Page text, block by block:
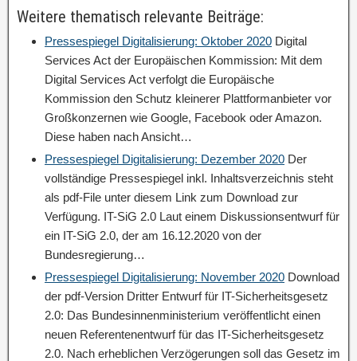
Weitere thematisch relevante Beiträge:
Pressespiegel Digitalisierung: Oktober 2020 Digital
Services Act der Europäischen Kommission: Mit dem
Digital Services Act verfolgt die Europäische
Kommission den Schutz kleinerer Plattformanbieter vor
Großkonzernen wie Google, Facebook oder Amazon.
Diese haben nach Ansicht…
Pressespiegel Digitalisierung: Dezember 2020 Der
vollständige Pressespiegel inkl. Inhaltsverzeichnis steht
als pdf-File unter diesem Link zum Download zur
Verfügung. IT-SiG 2.0 Laut einem Diskussionsentwurf für
ein IT-SiG 2.0, der am 16.12.2020 von der
Bundesregierung…
Pressespiegel Digitalisierung: November 2020 Download
der pdf-Version Dritter Entwurf für IT-Sicherheitsgesetz
2.0: Das Bundesinnenministerium veröffentlicht einen
neuen Referentenentwurf für das IT-Sicherheitsgesetz
2.0. Nach erheblichen Verzögerungen soll das Gesetz im